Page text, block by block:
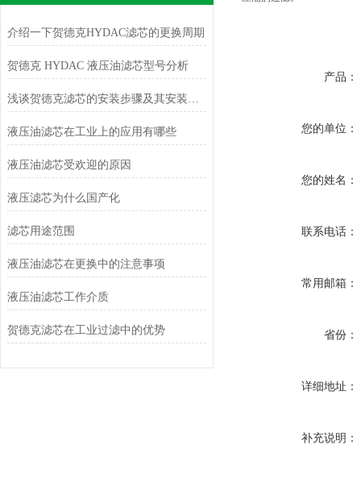
介绍一下贺德克HYDAC滤芯的更换周期
贺德克 HYDAC 液压油滤芯型号分析
浅谈贺德克滤芯的安装步骤及其安装注意事项
液压油滤芯在工业上的应用有哪些
液压油滤芯受欢迎的原因
液压滤芯为什么国产化
滤芯用途范围
液压油滤芯在更换中的注意事项
液压油滤芯工作介质
贺德克滤芯在工业过滤中的优势
产品：
您的单位：
您的姓名：
联系电话：
常用邮箱：
省份：
详细地址：
补充说明：